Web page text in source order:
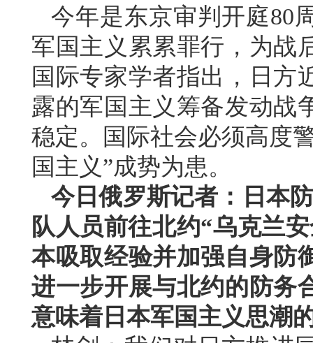
今年是东京审判开庭80
军国主义累累罪行，为战
国际专家学者指出，日方
露的军国主义筹备发动战
稳定。国际社会必须高度
国主义”成势为患。
今日俄罗斯记者：日本
队人员前往北约“乌克兰
本吸取经验并加强自身防
进一步开展与北约的防务
意味着日本军国主义思潮